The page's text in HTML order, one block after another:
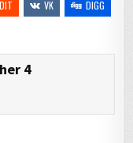
VK
DIGG
4